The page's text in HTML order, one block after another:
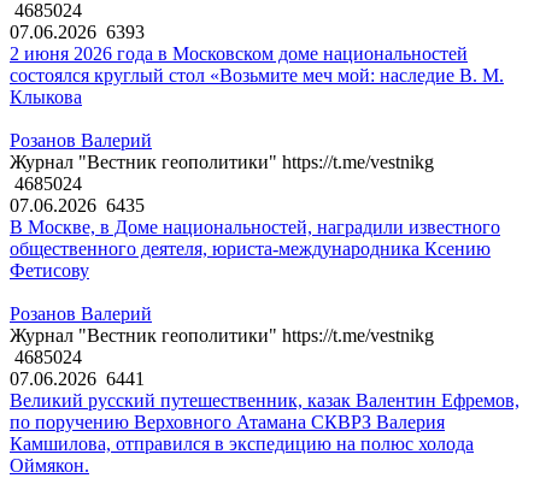
4685024
07.06.2026 6393
2 июня 2026 года в Московском доме национальностей
состоялся круглый стол «Возьмите меч мой: наследие В. М.
Клыкова
Розанов Валерий
Журнал "Вестник геополитики" https://t.me/vestnikg
4685024
07.06.2026 6435
В Москве, в Доме национальностей, наградили известного
общественного деятеля, юриста-международника Ксению
Фетисову
Розанов Валерий
Журнал "Вестник геополитики" https://t.me/vestnikg
4685024
07.06.2026 6441
Великий русский путешественник, казак Валентин Ефремов,
по поручению Верховного Атамана СКВРЗ Валерия
Камшилова, отправился в экспедицию на полюс холода
Оймякон.